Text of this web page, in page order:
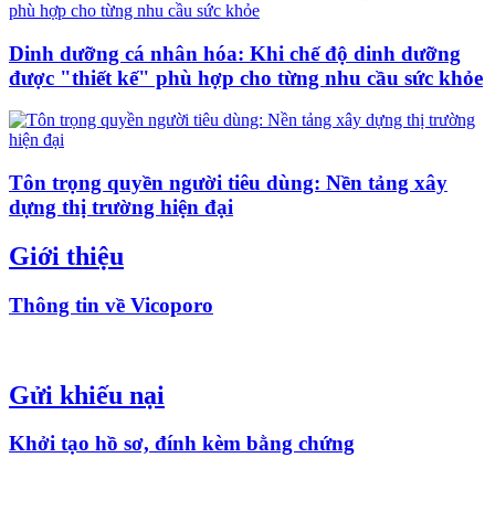
Dinh dưỡng cá nhân hóa: Khi chế độ dinh dưỡng
được "thiết kế" phù hợp cho từng nhu cầu sức khỏe
Tôn trọng quyền người tiêu dùng: Nền tảng xây
dựng thị trường hiện đại
Giới thiệu
Thông tin về Vicoporo
Gửi khiếu nại
Khởi tạo hồ sơ, đính kèm bằng chứng